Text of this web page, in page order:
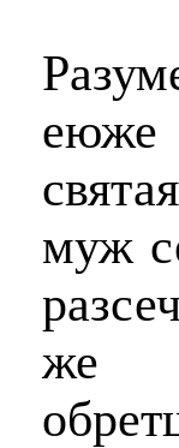
муж
же